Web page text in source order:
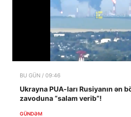
BU GÜN / 09:46
Ukrayna PUA-ları Rusiyanın ən
zavoduna “salam verib”!
GÜNDƏM